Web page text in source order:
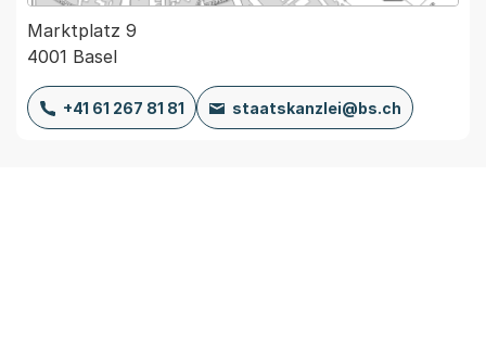
Marktplatz 9
4001 Basel
+41 61 267 81 81 staatskanzlei@bs.ch